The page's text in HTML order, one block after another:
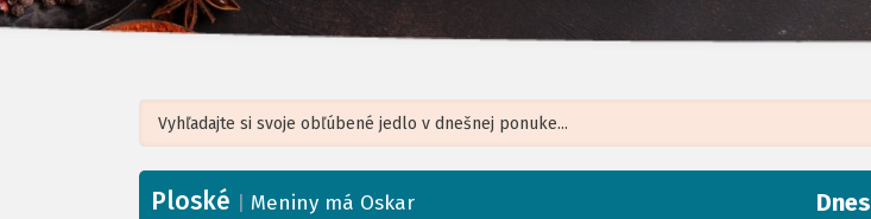
+
Ploské Meniny má Oskar Dnes